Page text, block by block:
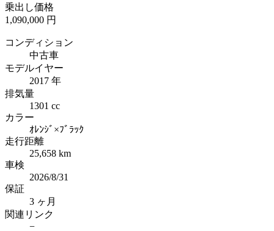
乗出し価格
1,090,000 円
コンディション
中古車
モデルイヤー
2017 年
排気量
1301 cc
カラー
ｵﾚﾝｼﾞ×ﾌﾞﾗｯｸ
走行距離
25,658 km
車検
2026/8/31
保証
3 ヶ月
関連リンク
−